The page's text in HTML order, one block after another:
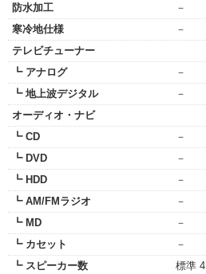
防水加工
－
寒冷地仕様
－
テレビチューナー
┗ アナログ
－
┗ 地上波デジタル
－
オーディオ・ナビ
┗ CD
－
┗ DVD
－
┗ HDD
－
┗ AM/FMラジオ
－
┗ MD
－
┗ カセット
－
┗ スピーカー数
標準 4